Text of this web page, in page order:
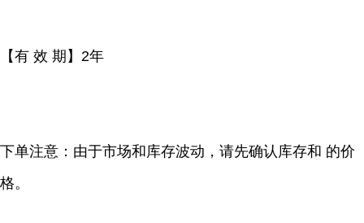
【有 效 期】2年
下单注意：由于市场和库存波动，请先确认库存和 的价
格。